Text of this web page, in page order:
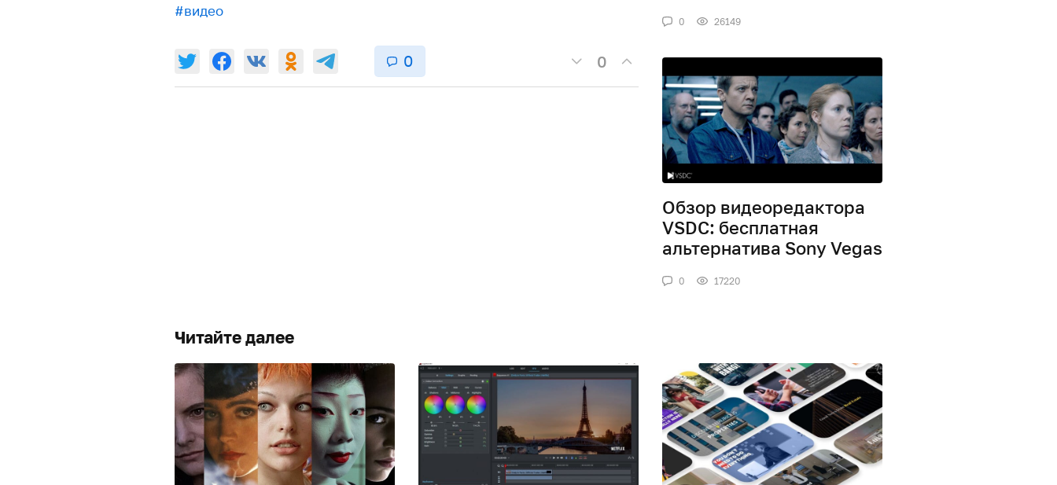
#видео
0 0
0 26149
Обзор видеоредактора
VSDC: бесплатная
альтернатива Sony Vegas
0 17220
Читайте далее